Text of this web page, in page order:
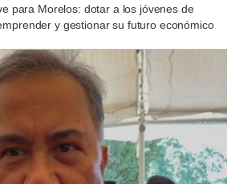
para Morelos: dotar a los jóvenes de
y gestionar su futuro económico